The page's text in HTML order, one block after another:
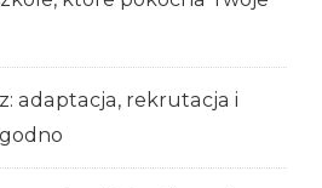
adaptacja, rekrutacja i